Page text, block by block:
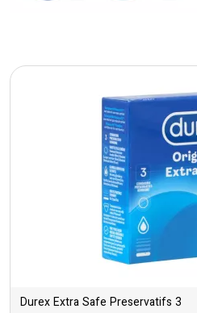
Durex Extra Safe Preservatifs 3